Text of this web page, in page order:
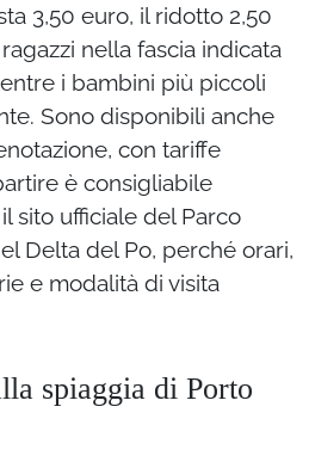
3,50 euro, il ridotto 2,50
nella fascia indicata
i bambini più piccoli
Sono disponibili anche
con tariffe
è consigliabile
sito ufficiale del Parco
Delta del Po, perché orari,
e modalità di visita
spiaggia di Porto